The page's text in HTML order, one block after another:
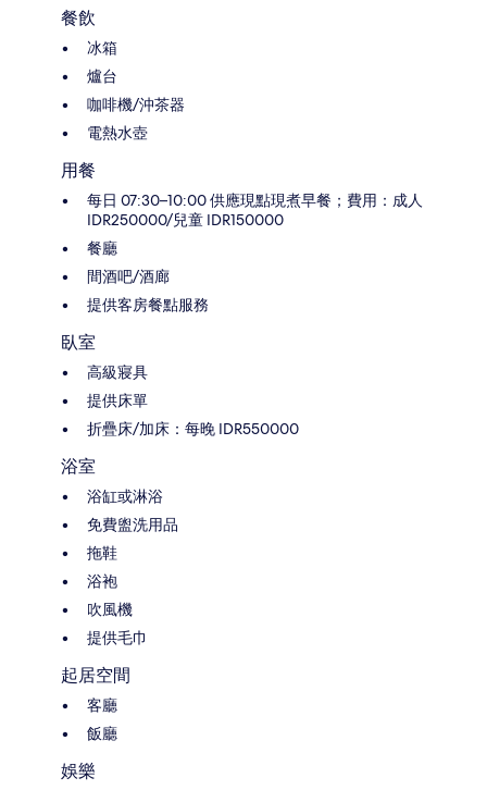
餐飲
冰箱
爐台
咖啡機/沖茶器
電熱水壺
用餐
每日 07:30–10:00 供應現點現煮早餐；費用：成人
IDR250000/兒童 IDR150000
餐廳
間酒吧/酒廊
提供客房餐點服務
臥室
高級寢具
提供床單
折疊床/加床：每晚 IDR550000
浴室
浴缸或淋浴
免費盥洗用品
拖鞋
浴袍
吹風機
提供毛巾
起居空間
客廳
飯廳
娛樂